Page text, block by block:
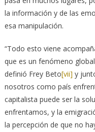
la información y de las
esa manipulación.
“Todo esto viene
que es un fenómeno
definió Frey Beto[vii] y
nosotros como país
capitalista puede ser la
enfrentamos, y la
la percepción de que no